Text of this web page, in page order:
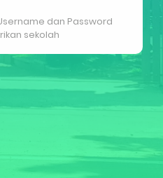
dan Password
sekolah